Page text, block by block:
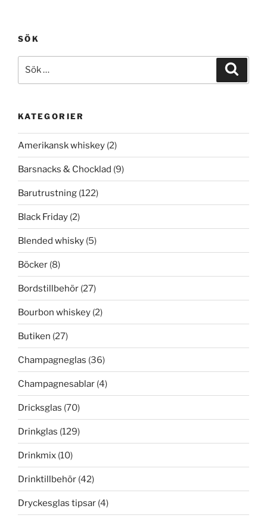
SÖK
efter:
KATEGORIER
Amerikansk whiskey (2)
Barsnacks & Chocklad (9)
Barutrustning (122)
Black Friday (2)
Blended whisky (5)
Böcker (8)
Bordstillbehör (27)
Bourbon whiskey (2)
Butiken (27)
Champagneglas (36)
Champagnesablar (4)
Dricksglas (70)
Drinkglas (129)
Drinkmix (10)
Drinktillbehör (42)
Dryckesglas tipsar (4)